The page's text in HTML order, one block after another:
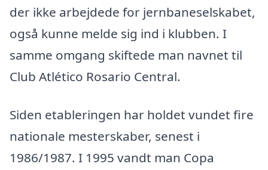
der ikke arbejdede for jernbaneselskabet,
også kunne melde sig ind i klubben. I
samme omgang skiftede man navnet til
Club Atlético Rosario Central.
Siden etableringen har holdet vundet fire
nationale mesterskaber, senest i
1986/1987. I 1995 vandt man Copa